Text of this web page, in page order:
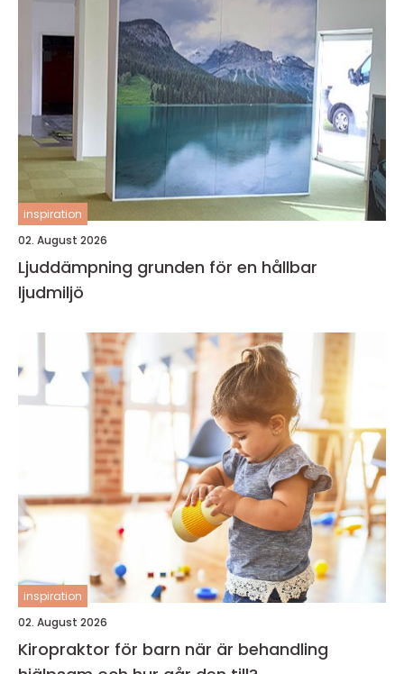
inspiration
02. August 2026
Ljuddämpning grunden för en hållbar
ljudmiljö
inspiration
02. August 2026
Kiropraktor för barn när är behandling